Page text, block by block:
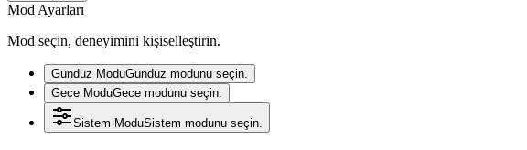
Mod Ayarları
Mod seçin, deneyimini kişiselleştirin.
Gündüz ModuGündüz modunu seçin.
Gece ModuGece modunu seçin.
Sistem ModuSistem modunu seçin.